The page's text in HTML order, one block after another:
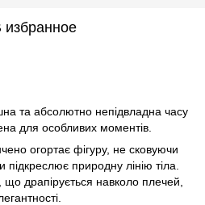
избранное
та абсолютно непідвладна часу
для особливих моментів.
огортає фігуру, не сковуючи
підкреслює природну лінію тіла.
драпірується навколо плечей,